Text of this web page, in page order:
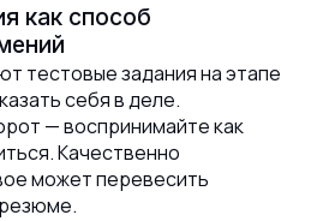
как способ
тестовые задания на этапе
себя в деле.
— воспринимайте как
Качественно
может перевесить